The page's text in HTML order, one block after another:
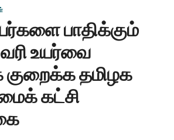
பாதிக்கும்
உயர்வை
குறைக்க தமிழக
கட்சி